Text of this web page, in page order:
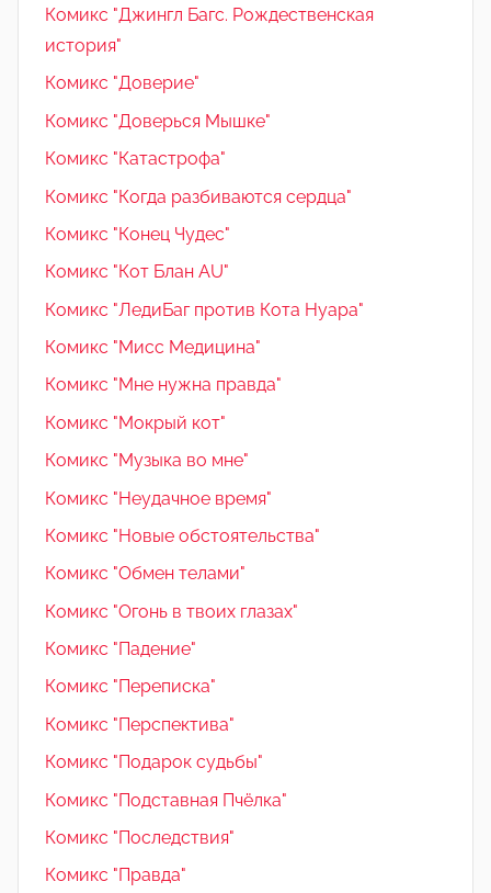
Комикс "Джингл Багс. Рождественская
история"
Комикс "Доверие"
Комикс "Доверься Мышке"
Комикс "Катастрофа"
Комикс "Когда разбиваются сердца"
Комикс "Конец Чудес"
Комикс "Кот Блан AU"
Комикс "ЛедиБаг против Кота Нуара"
Комикс "Мисс Медицина"
Комикс "Мне нужна правда"
Комикс "Мокрый кот"
Комикс "Музыка во мне"
Комикс "Неудачное время"
Комикс "Новые обстоятельства"
Комикс "Обмен телами"
Комикс "Огонь в твоих глазах"
Комикс "Падение"
Комикс "Переписка"
Комикс "Перспектива"
Комикс "Подарок судьбы"
Комикс "Подставная Пчёлка"
Комикс "Последствия"
Комикс "Правда"